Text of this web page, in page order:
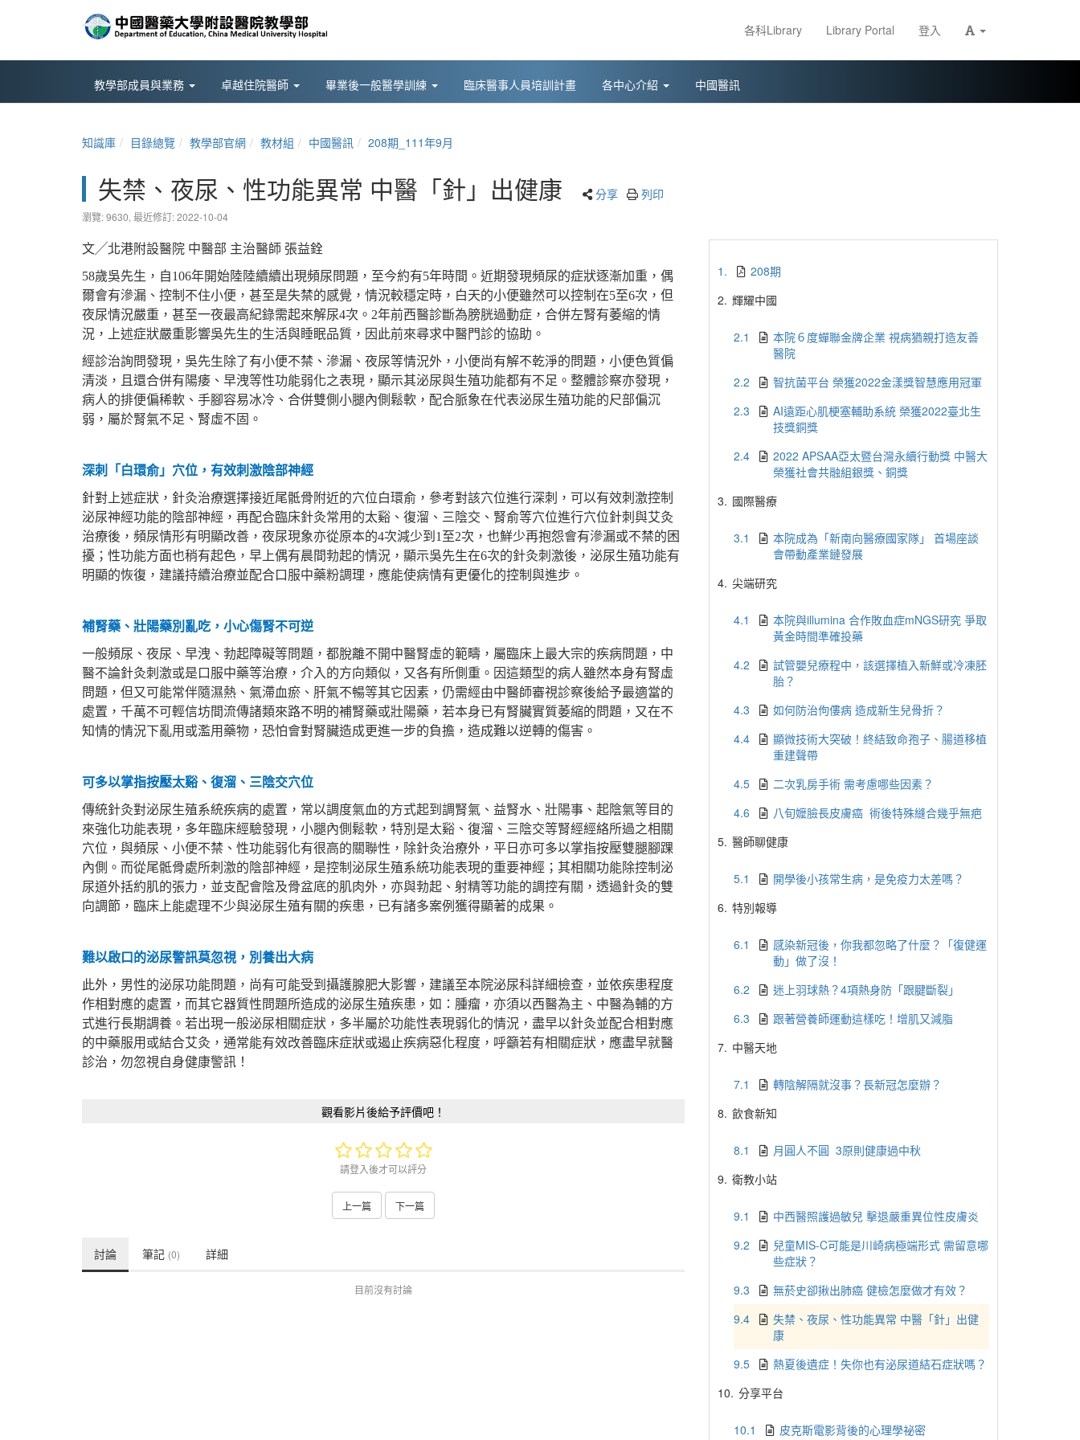
各科Library Library Portal 登入
教學部成員與業務 卓越住院醫師 畢業後一般醫學訓練 臨床醫事人員培訓計畫 各中心介紹 中國醫訊
知識庫 目錄總覽 教學部官網 教材組 中國醫訊 208期_111年9月
失禁、夜尿、性功能異常 中醫「針」出健康 分享 列印
瀏覽: 9630, 最近修訂: 2022-10-04
文╱北港附設醫院 中醫部 主治醫師 張益銓
58歲吳先生，自106年開始陸陸續續出現頻尿問題，至今約有5年時間。近期發現頻尿的症狀逐漸加重，偶
爾會有滲漏、控制不住小便，甚至是失禁的感覺，情況較穩定時，白天的小便雖然可以控制在5至6次，但
夜尿情況嚴重，甚至一夜最高紀錄需起來解尿4次。2年前西醫診斷為膀胱過動症，合併左腎有萎縮的情
況，上述症狀嚴重影響吳先生的生活與睡眠品質，因此前來尋求中醫門診的協助。
經診治詢問發現，吳先生除了有小便不禁、滲漏、夜尿等情況外，小便尚有解不乾淨的問題，小便色質偏
清淡，且還合併有陽痿、早洩等性功能弱化之表現，顯示其泌尿與生殖功能都有不足。整體診察亦發現，
病人的排便偏稀軟、手腳容易冰冷、合併雙側小腿內側鬆軟，配合脈象在代表泌尿生殖功能的尺部偏沉
弱，屬於腎氣不足、腎虛不固。
深刺「白環俞」穴位，有效刺激陰部神經
針對上述症狀，針灸治療選擇接近尾骶骨附近的穴位白環俞，參考對該穴位進行深刺，可以有效刺激控制
泌尿神經功能的陰部神經，再配合臨床針灸常用的太谿、復溜、三陰交、腎俞等穴位進行穴位針刺與艾灸
治療後，頻尿情形有明顯改善，夜尿現象亦從原本的4次減少到1至2次，也鮮少再抱怨會有滲漏或不禁的困
擾；性功能方面也稍有起色，早上偶有晨間勃起的情況，顯示吳先生在6次的針灸刺激後，泌尿生殖功能有
明顯的恢復，建議持續治療並配合口服中藥粉調理，應能使病情有更優化的控制與進步。
補腎藥、壯陽藥別亂吃，小心傷腎不可逆
一般頻尿、夜尿、早洩、勃起障礙等問題，都脫離不開中醫腎虛的範疇，屬臨床上最大宗的疾病問題，中
醫不論針灸刺激或是口服中藥等治療，介入的方向類似，又各有所側重。因這類型的病人雖然本身有腎虛
問題，但又可能常伴隨濕熱、氣滯血瘀、肝氣不暢等其它因素，仍需經由中醫師審視診察後給予最適當的
處置，千萬不可輕信坊間流傳諸類來路不明的補腎藥或壯陽藥，若本身已有腎臟實質萎縮的問題，又在不
知情的情況下亂用或濫用藥物，恐怕會對腎臟造成更進一步的負擔，造成難以逆轉的傷害。
可多以掌指按壓太谿、復溜、三陰交穴位
傳統針灸對泌尿生殖系統疾病的處置，常以調度氣血的方式起到調腎氣、益腎水、壯陽事、起陰氣等目的
來強化功能表現，多年臨床經驗發現，小腿內側鬆軟，特別是太谿、復溜、三陰交等腎經經絡所過之相關
穴位，與頻尿、小便不禁、性功能弱化有很高的關聯性，除針灸治療外，平日亦可多以掌指按壓雙腿腳踝
內側。而從尾骶骨處所刺激的陰部神經，是控制泌尿生殖系統功能表現的重要神經；其相關功能除控制泌
尿道外括約肌的張力，並支配會陰及骨盆底的肌肉外，亦與勃起、射精等功能的調控有關，透過針灸的雙
向調節，臨床上能處理不少與泌尿生殖有關的疾患，已有諸多案例獲得顯著的成果。
難以啟口的泌尿警訊莫忽視，別養出大病
此外，男性的泌尿功能問題，尚有可能受到攝護腺肥大影響，建議至本院泌尿科詳細檢查，並依疾患程度
作相對應的處置，而其它器質性問題所造成的泌尿生殖疾患，如：腫瘤，亦須以西醫為主、中醫為輔的方
式進行長期調養。若出現一般泌尿相關症狀，多半屬於功能性表現弱化的情況，盡早以針灸並配合相對應
的中藥服用或結合艾灸，通常能有效改善臨床症狀或遏止疾病惡化程度，呼籲若有相關症狀，應盡早就醫
診治，勿忽視自身健康警訊！
觀看影片後給予評價吧！
請登入後才可以評分
上一篇 下一篇
討論 筆記 (0) 詳細
目前沒有討論
1.
208期
2. 輝耀中國
2.1
本院６度蟬聯金牌企業 視病猶親打造友善
醫院
2.2
智抗菌平台 榮獲2022金漾獎智慧應用冠軍
2.3
AI遠距心肌梗塞輔助系統 榮獲2022臺北生
技獎銅獎
2.4
2022 APSAA亞太暨台灣永續行動獎 中醫大
榮獲社會共融組銀獎、銅獎
3. 國際醫療
3.1
本院成為「新南向醫療國家隊」 首場座談
會帶動產業鏈發展
4. 尖端研究
4.1
本院與illumina 合作敗血症mNGS研究 爭取
黃金時間準確投藥
4.2
試管嬰兒療程中，該選擇植入新鮮或冷凍胚
胎？
4.3
如何防治佝僂病 造成新生兒骨折？
4.4
顯微技術大突破！終結致命孢子、腸道移植
重建聲帶
4.5
二次乳房手術 需考慮哪些因素？
4.6
八旬嬤臉長皮膚癌 術後特殊縫合幾乎無疤
5. 醫師聊健康
5.1
開學後小孩常生病，是免疫力太差嗎？
6. 特別報導
6.1
感染新冠後，你我都忽略了什麼？「復健運
動」做了沒！
6.2
迷上羽球熱？4項熱身防「跟腱斷裂」
6.3
跟著營養師運動這樣吃！增肌又減脂
7. 中醫天地
7.1
轉陰解隔就沒事？長新冠怎麼辦？
8. 飲食新知
8.1
月圓人不圓 3原則健康過中秋
9. 衛教小站
9.1
中西醫照護過敏兒 擊退嚴重異位性皮膚炎
9.2
兒童MIS-C可能是川崎病極端形式 需留意哪
些症狀？
9.3
無菸史卻揪出肺癌 健檢怎麼做才有效？
9.4
失禁、夜尿、性功能異常 中醫「針」出健
康
9.5
熱夏後遺症！失你也有泌尿道結石症狀嗎？
10. 分享平台
10.1 皮克斯電影背後的心理學祕密